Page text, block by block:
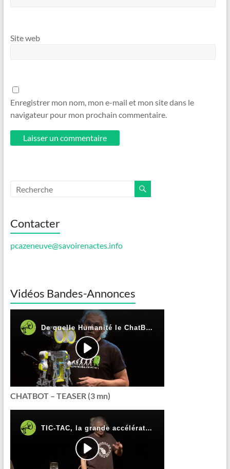
Site web
Enregistrer mon nom, mon e-mail et mon site dans le
navigateur pour mon prochain commentaire.
Contacter
pcazeneuve@savoirenactes.info
Vidéos Bandes-Annonces
CHATBOT – TEASER (3 mn)